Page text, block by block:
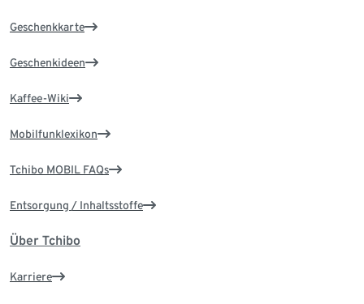
Geschenkkarte
Geschenkideen
Kaffee-Wiki
Mobilfunklexikon
Tchibo MOBIL FAQs
Entsorgung / Inhaltsstoffe
Über Tchibo
Karriere